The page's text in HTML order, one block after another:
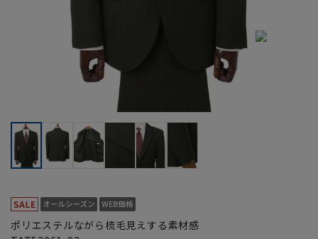
ポリエステルながら梳毛見えする素材感